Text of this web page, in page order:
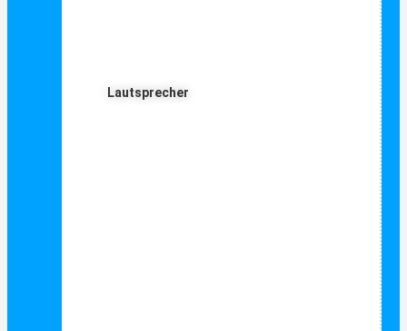
Lautsprecher